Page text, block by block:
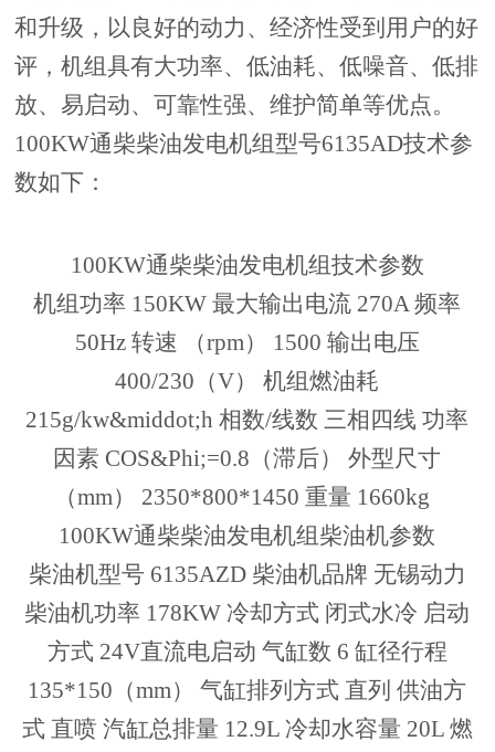
和升级，以良好的动力、经济性受到用户的好
评，机组具有大功率、低油耗、低噪音、低排
放、易启动、可靠性强、维护简单等优点。
100KW通柴柴油发电机组型号6135AD技术参
数如下：
100KW通柴柴油发电机组技术参数
机组功率 150KW 最大输出电流 270A 频率
50Hz 转速 （rpm） 1500 输出电压
400/230（V） 机组燃油耗
215g/kw&middot;h 相数/线数 三相四线 功率
因素 COS&Phi;=0.8（滞后） 外型尺寸
（mm） 2350*800*1450 重量 1660kg
100KW通柴柴油发电机组柴油机参数
柴油机型号 6135AZD 柴油机品牌 无锡动力
柴油机功率 178KW 冷却方式 闭式水冷 启动
方式 24V直流电启动 气缸数 6 缸径行程
135*150（mm） 气缸排列方式 直列 供油方
式 直喷 汽缸总排量 12.9L 冷却水容量 20L 燃